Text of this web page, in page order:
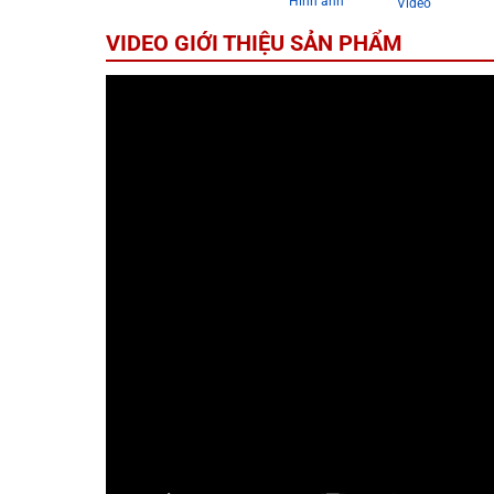
Video
VIDEO GIỚI THIỆU SẢN PHẨM